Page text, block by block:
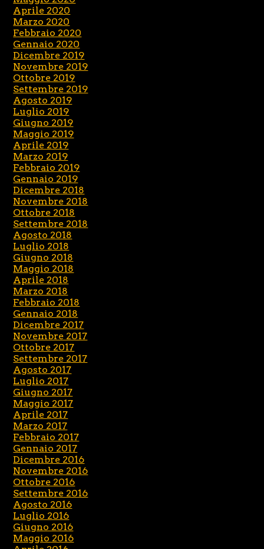
Aprile 2020
Marzo 2020
Febbraio 2020
Gennaio 2020
Dicembre 2019
Novembre 2019
Ottobre 2019
Settembre 2019
Agosto 2019
Luglio 2019
Giugno 2019
Maggio 2019
Aprile 2019
Marzo 2019
Febbraio 2019
Gennaio 2019
Dicembre 2018
Novembre 2018
Ottobre 2018
Settembre 2018
Agosto 2018
Luglio 2018
Giugno 2018
Maggio 2018
Aprile 2018
Marzo 2018
Febbraio 2018
Gennaio 2018
Dicembre 2017
Novembre 2017
Ottobre 2017
Settembre 2017
Agosto 2017
Luglio 2017
Giugno 2017
Maggio 2017
Aprile 2017
Marzo 2017
Febbraio 2017
Gennaio 2017
Dicembre 2016
Novembre 2016
Ottobre 2016
Settembre 2016
Agosto 2016
Luglio 2016
Giugno 2016
Maggio 2016